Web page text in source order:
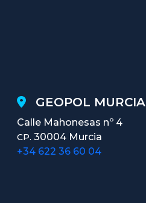
GEOPOL MURCIA
Calle Mahonesas nº 4
CP. 30004 Murcia
+34 622 36 60 04